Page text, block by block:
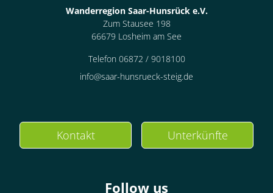
Wanderregion Saar-Hunsrück e.V.
Zum Stausee 198
66679 Losheim am See
Telefon 06872 / 9018100
info@saar-hunsrueck-steig.de
Kontakt Unterkünfte
Follow us